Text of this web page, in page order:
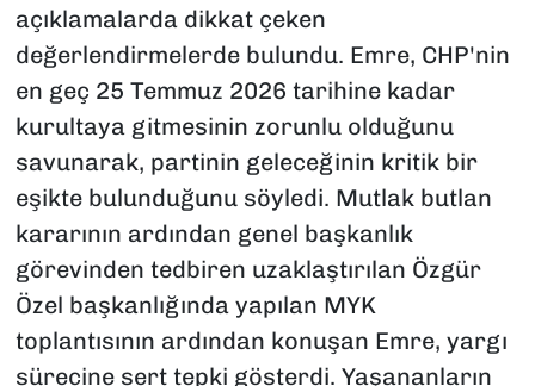
açıklamalarda dikkat çeken
değerlendirmelerde bulundu. Emre, CHP'nin
en geç 25 Temmuz 2026 tarihine kadar
kurultaya gitmesinin zorunlu olduğunu
savunarak, partinin geleceğinin kritik bir
eşikte bulunduğunu söyledi. Mutlak butlan
kararının ardından genel başkanlık
görevinden tedbiren uzaklaştırılan Özgür
Özel başkanlığında yapılan MYK
toplantısının ardından konuşan Emre, yargı
sürecine sert tepki gösterdi. Yaşananların